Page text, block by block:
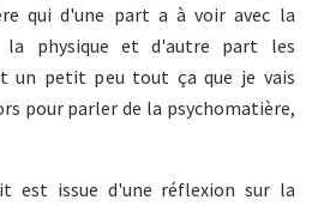
qui d'une part a à voir avec la
la physique et d'autre part les
un petit peu tout ça que je vais
pour parler de la psychomatière,
est issue d'une réflexion sur la